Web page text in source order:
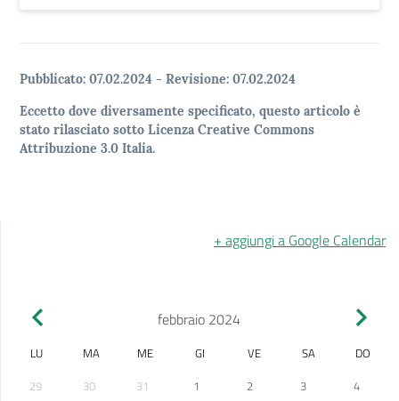
Pubblicato: 07.02.2024 - Revisione: 07.02.2024
Eccetto dove diversamente specificato, questo articolo è
stato rilasciato sotto Licenza Creative Commons
Attribuzione 3.0 Italia.
+ aggiungi a Google Calendar
febbraio 2024
LU MA ME GI VE SA
DO
29
30 31 1 2 3
4